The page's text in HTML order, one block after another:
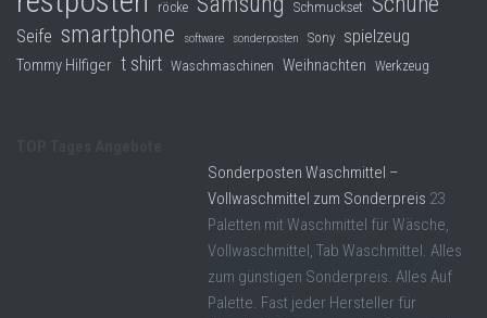
röcke Schmuckset
Seife smartphone software sonderposten Sony spielzeug
Tommy Hilfiger t shirt Waschmaschinen Weihnachten Werkzeug
Sonderposten Waschmittel –
Vollwaschmittel zum Sonderpreis 23
Paletten mit Waschmittel für Wäsche,
Vollwaschmittel, Tab Waschmittel. Alles
zum günstigen Sonderpreis. Alles Auf
Palette. Fast jeder Hersteller für